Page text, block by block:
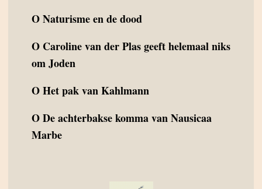
ONaturisme en de dood
O Caroline van der Plas geeft helemaal niks
om Joden
OHet pak van Kahlmann
ODe achterbakse komma van Nausicaa
Marbe